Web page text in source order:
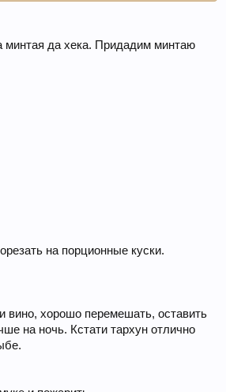
минтая да хека. Придадим минтаю
на порционные куски.
вино, хорошо перемешать, оставить
на ночь. Кстати тархун отлично